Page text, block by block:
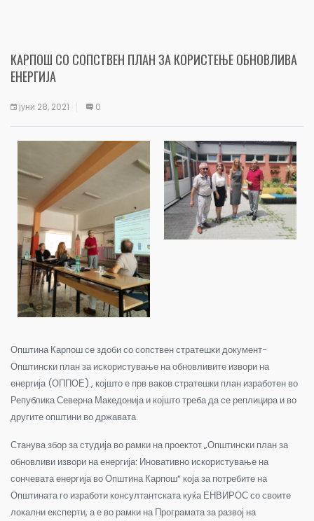
КАРПОШ СО СОПСТВЕН ПЛАН ЗА КОРИСТЕЊЕ ОБНОВЛИВА
ЕНЕРГИЈА
јуни 28, 2021 0
Општина Карпош се здоби со сопствен стратешки документ-
Општински план за искористување на обновливите извори на
енергија (ОППОЕ)., којшто е прв ваков стратешки план изработен во
Република Северна Македонија и којшто треба да се реплицира и во
другите општини во државата.
Станува збор за студија во рамки на проектот „Општински план за
обновливи извори на енергија: Иновативно искористување на
сончевата енергија во Општина Карпош“ која за потребите на
Општината го изработи консултантската куќа ЕНВИРОС со своите
локални експерти, а е во рамки на Програмата за развој на